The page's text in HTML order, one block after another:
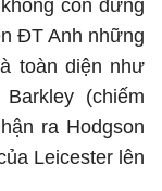
còn đứng
ĐT Anh những
toàn diện như
(chiếm
ra Hodgson
Leicester lên